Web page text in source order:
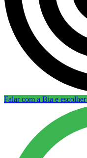
Falar com a Bia e